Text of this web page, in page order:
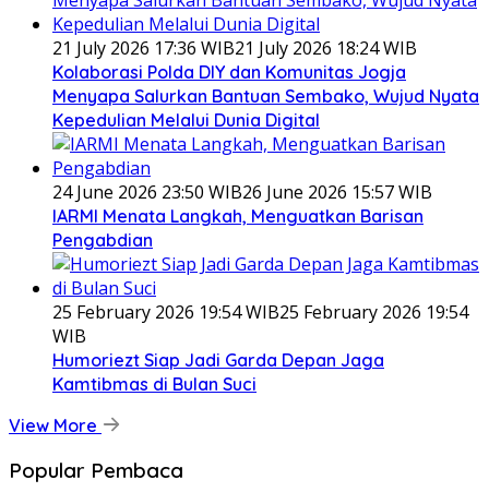
21 July 2026 17:36 WIB21 July 2026 18:24 WIB
Kolaborasi Polda DIY dan Komunitas Jogja
Menyapa Salurkan Bantuan Sembako, Wujud Nyata
Kepedulian Melalui Dunia Digital
24 June 2026 23:50 WIB26 June 2026 15:57 WIB
IARMI Menata Langkah, Menguatkan Barisan
Pengabdian
25 February 2026 19:54 WIB25 February 2026 19:54
WIB
Humoriezt Siap Jadi Garda Depan Jaga
Kamtibmas di Bulan Suci
View More
Popular Pembaca